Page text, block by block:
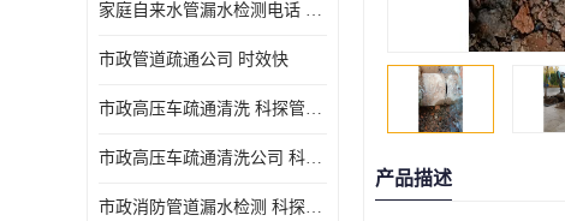
家庭自来水管漏水检测电话 服务周到
市政管道疏通公司 时效快
市政高压车疏通清洗 科探管道工程 设备齐
市政高压车疏通清洗公司 科探管道工程 经验丰富
市政消防管道漏水检测 科探管道工程 快速上门
产品描述